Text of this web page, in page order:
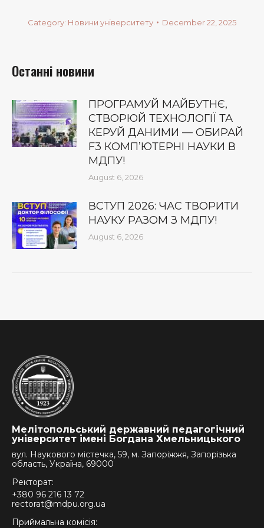
Category: Новини університету December 22, 2025
Останні новини
ПРОГРАМУЙ МАЙБУТНЄ,
СТВОРЮЙ ТЕХНОЛОГІЇ ТА
КЕРУЙ ДАНИМИ — ОБИРАЙ
F3 КОМП’ЮТЕРНІ НАУКИ В
МДПУ!
August 6, 2026
ВСТУП 2026: ЧАС ТВОРИТИ
НАУКУ РАЗОМ З МДПУ!
August 6, 2026
Мелітопольський державний педагогічний
університет імені Богдана Хмельницького
вул. Наукового містечка, 59, м. Запоріжжя, Запорізька
область, Україна, 69000
Ректорат:
+380 96 216 13 72
rectorat@mdpu.org.ua
Приймальна комісія: